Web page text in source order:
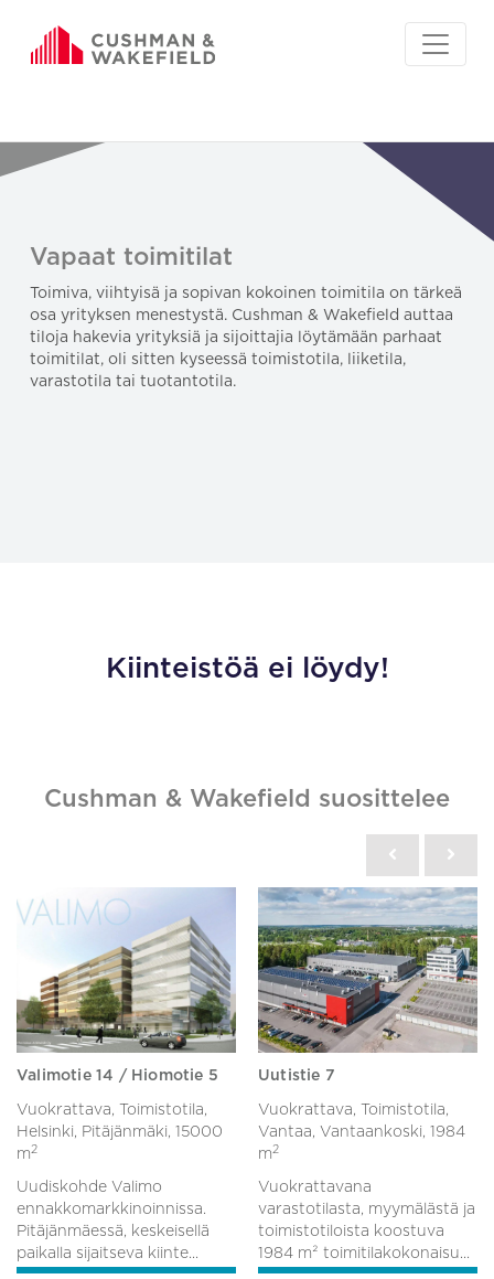
Vapaat toimitilat
Toimiva, viihtyisä ja sopivan kokoinen toimitila on tärkeä
osa yrityksen menestystä. Cushman & Wakefield auttaa
tiloja hakevia yrityksiä ja sijoittajia löytämään parhaat
toimitilat, oli sitten kyseessä toimistotila, liiketila,
varastotila tai tuotantotila.
Kiinteistöä ei löydy!
Cushman & Wakefield suosittelee
Valimotie 14 / Hiomotie 5
Vuokrattava, Toimistotila,
Helsinki, Pitäjänmäki, 15000
m 2
Uudiskohde Valimo
ennakkomarkkinoinnissa.
Pitäjänmäessä, keskeisellä
paikalla sijaitseva kiinte...
Uutistie 7
Vuokrattava, Toimistotila,
Vantaa, Vantaankoski, 1984
m 2
Vuokrattavana
varastotilasta, myymälästä ja
toimistotiloista koostuva
1984 m² toimitilakokonaisu...